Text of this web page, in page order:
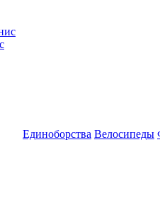
Единоборства Велосипеды